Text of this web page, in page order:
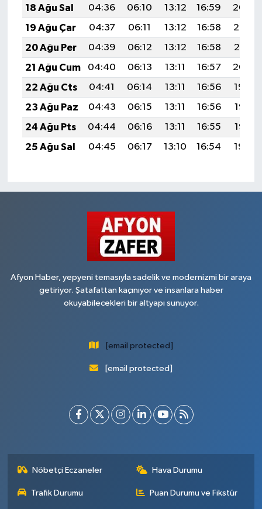
18 Ağu Sal
04:36 06:10 13:12 16:59
20:04
19 Ağu Çar
04:37 06:11 13:12 16:58
20:03
20 Ağu Per
04:39 06:12 13:12 16:58
20:01
21 Ağu Cum
04:40 06:13 13:11 16:57
20:00
22 Ağu Cts
04:41 06:14 13:11 16:56
19:59
23 Ağu Paz
04:43 06:15 13:11 16:56
19:57
24 Ağu Pts
04:44 06:16 13:11 16:55
19:56
25 Ağu Sal
04:45 06:17 13:10 16:54 19:54
Afyon Haber, yepyeni temasıyla sadelik ve modernizmi bir araya
getiriyor. Şatafattan kaçınıyor ve insanlara haber
okuyabilecekleri bir altyapı sunuyor.
[email protected]
[email protected]
Nöbetçi Eczaneler Hava Durumu
Trafik Durumu Puan Durumu ve Fikstür